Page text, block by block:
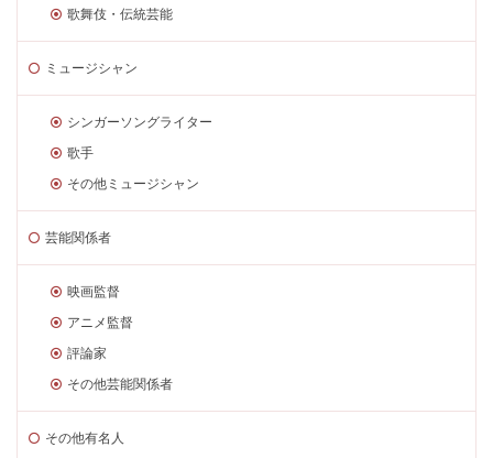
歌舞伎・伝統芸能
ミュージシャン
シンガーソングライター
歌手
その他ミュージシャン
芸能関係者
映画監督
アニメ監督
評論家
その他芸能関係者
その他有名人